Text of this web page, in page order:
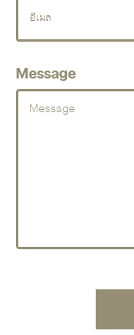
Message